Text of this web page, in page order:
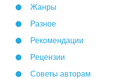
Жанры
Разное
Рекомендации
Рецензии
Советы авторам